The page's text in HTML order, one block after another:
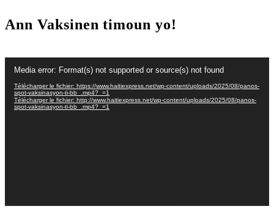
Ann Vaksinen timoun yo!
vidéo
Media error: Format(s) not supported or source(s) not found
Télécharger le fichier: https://www.haitiexpress.net/wp-content/uploads/2025/08/panos-
spot-vaksinasyon-ti-bb_.mp4?_=1
Télécharger le fichier: http://www.haitiexpress.net/wp-content/uploads/2025/08/panos-
spot-vaksinasyon-ti-bb_.mp4?_=1